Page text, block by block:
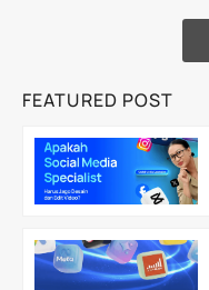
FEATURED POST